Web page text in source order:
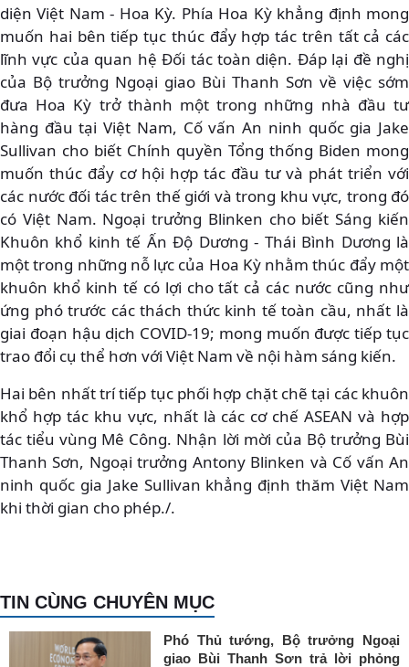
diện Việt Nam - Hoa Kỳ. Phía Hoa Kỳ khẳng định mong
muốn hai bên tiếp tục thúc đẩy hợp tác trên tất cả các
lĩnh vực của quan hệ Đối tác toàn diện. Đáp lại đề nghị
của Bộ trưởng Ngoại giao Bùi Thanh Sơn về việc sớm
đưa Hoa Kỳ trở thành một trong những nhà đầu tư
hàng đầu tại Việt Nam, Cố vấn An ninh quốc gia Jake
Sullivan cho biết Chính quyền Tổng thống Biden mong
muốn thúc đẩy cơ hội hợp tác đầu tư và phát triển với
các nước đối tác trên thế giới và trong khu vực, trong đó
có Việt Nam. Ngoại trưởng Blinken cho biết Sáng kiến
Khuôn khổ kinh tế Ấn Độ Dương - Thái Bình Dương là
một trong những nỗ lực của Hoa Kỳ nhằm thúc đẩy một
khuôn khổ kinh tế có lợi cho tất cả các nước cũng như
ứng phó trước các thách thức kinh tế toàn cầu, nhất là
giai đoạn hậu dịch COVID-19; mong muốn được tiếp tục
trao đổi cụ thể hơn với Việt Nam về nội hàm sáng kiến.
Hai bên nhất trí tiếp tục phối hợp chặt chẽ tại các khuôn
khổ hợp tác khu vực, nhất là các cơ chế ASEAN và hợp
tác tiểu vùng Mê Công. Nhận lời mời của Bộ trưởng Bùi
Thanh Sơn, Ngoại trưởng Antony Blinken và Cố vấn An
ninh quốc gia Jake Sullivan khẳng định thăm Việt Nam
khi thời gian cho phép./.
TIN CÙNG CHUYÊN MỤC
Phó Thủ tướng, Bộ trưởng Ngoại
giao Bùi Thanh Sơn trả lời phỏng